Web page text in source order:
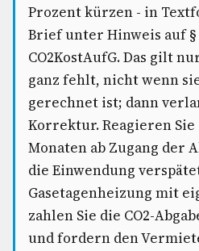
Prozent kürzen - in
Brief unter Hinweis auf §
CO2KostAufG. Das gilt
ganz fehlt, nicht wenn
gerechnet ist; dann
Korrektur. Reagieren
Monaten ab Zugang der
die Einwendung
Gasetagenheizung mit
zahlen Sie die CO2-
und fordern den